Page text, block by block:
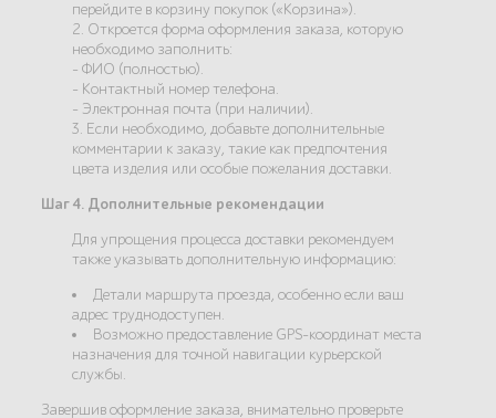
перейдите в корзину покупок («Корзина»).
2. Откроется форма оформления заказа, которую
необходимо заполнить:
- ФИО (полностью).
- Контактный номер телефона.
- Электронная почта (при наличии).
3. Если необходимо, добавьте дополнительные
комментарии к заказу, такие как предпочтения
цвета изделия или особые пожелания доставки.
Шаг 4. Дополнительные рекомендации
Для упрощения процесса доставки рекомендуем
также указывать дополнительную информацию:
Детали маршрута проезда, особенно если ваш
адрес труднодоступен.
Возможно предоставление GPS-координат места
назначения для точной навигации курьерской
службы.
Завершив оформление заказа, внимательно проверьте